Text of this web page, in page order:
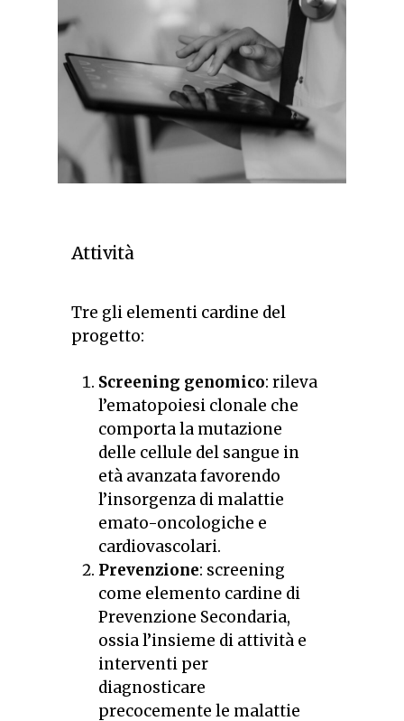
Attività
Tre gli elementi cardine del
progetto:
Screening genomico: rileva
l’ematopoiesi clonale che
comporta la mutazione
delle cellule del sangue in
età avanzata favorendo
l’insorgenza di malattie
emato-oncologiche e
cardiovascolari.
Prevenzione: screening
come elemento cardine di
Prevenzione Secondaria,
ossia l’insieme di attività e
interventi per
diagnosticare
precocemente le malattie